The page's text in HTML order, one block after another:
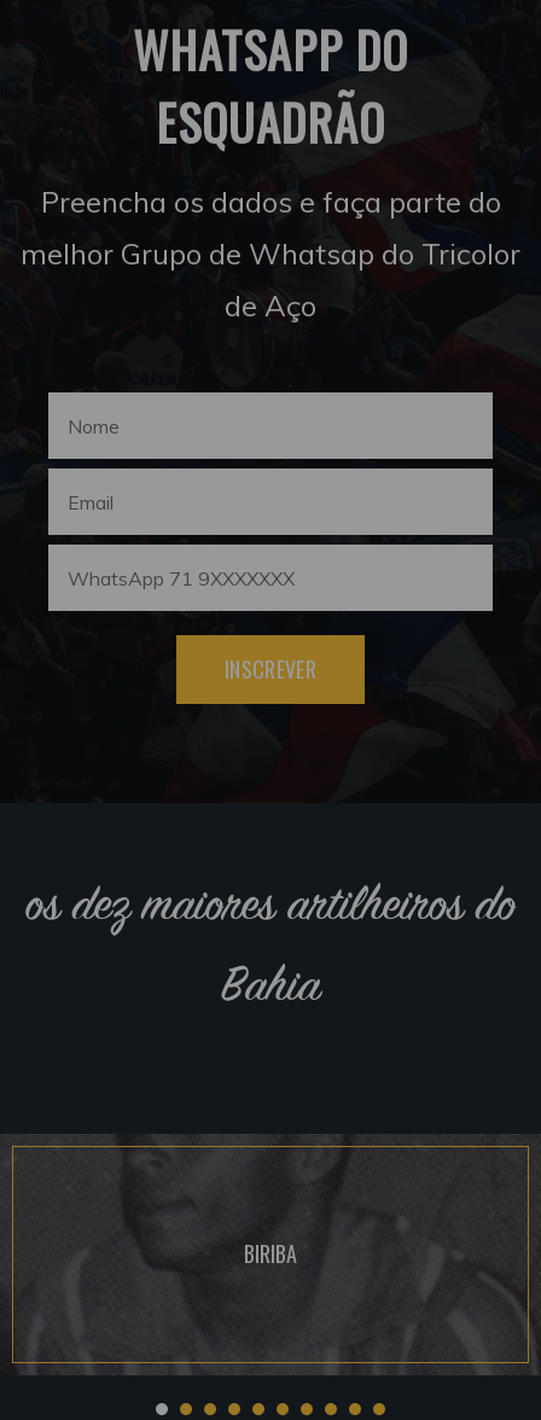
WHATSAPP DO
ESQUADRÃO
Preencha os dados e faça parte do
melhor Grupo de Whatsap do Tricolor
de Aço
INSCREVER
os dez maiores artilheiros do
Bahia
BIRIBA